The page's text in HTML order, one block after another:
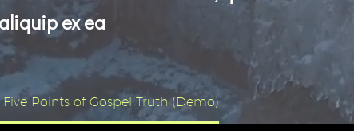
ex ea
Five Points of Gospel Truth (Demo)